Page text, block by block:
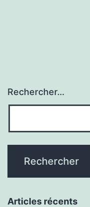
Rechercher…
Articles récents